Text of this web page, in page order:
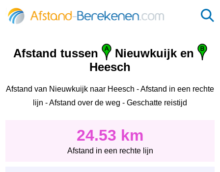
Afstand tussen
Nieuwkuijk en
Heesch
Afstand van Nieuwkuijk naar Heesch - Afstand in een rechte
lijn - Afstand over de weg - Geschatte reistijd
24.53 km
Afstand in een rechte lijn